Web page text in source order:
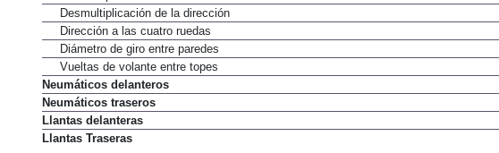
Desmultiplicación no lineal
Desmultiplicación de la dirección
Dirección a las cuatro ruedas
Diámetro de giro entre paredes
Vueltas de volante entre topes
Neumáticos delanteros
Neumáticos traseros
Llantas delanteras